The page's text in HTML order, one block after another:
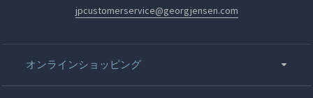
jpcustomerservice@georgjensen.com
オンラインショッピング